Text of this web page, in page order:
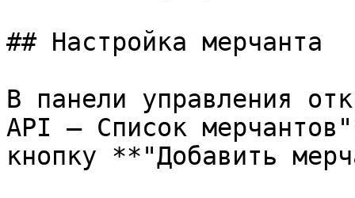
## Настройка мерчанта
В панели управления
API — Список
кнопку **"Добавить